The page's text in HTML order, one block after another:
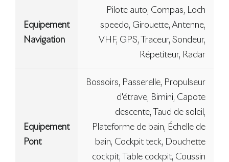
Equipement
Navigation
Pilote auto, Compas, Loch
speedo, Girouette, Antenne,
VHF, GPS, Traceur, Sondeur,
Répetiteur, Radar
Equipement
Pont
Bossoirs, Passerelle, Propulseur
d'étrave, Bimini, Capote
descente, Taud de soleil,
Plateforme de bain, Échelle de
bain, Cockpit teck, Douchette
cockpit, Table cockpit, Coussin